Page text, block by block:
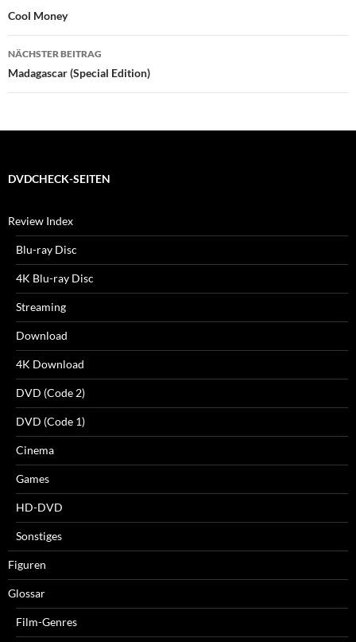
Cool Money
NÄCHSTER BEITRAG
Madagascar (Special Edition)
DVDCHECK-SEITEN
Review Index
Blu-ray Disc
4K Blu-ray Disc
Streaming
Download
4K Download
DVD (Code 2)
DVD (Code 1)
Cinema
Games
HD-DVD
Sonstiges
Figuren
Glossar
Film-Genres